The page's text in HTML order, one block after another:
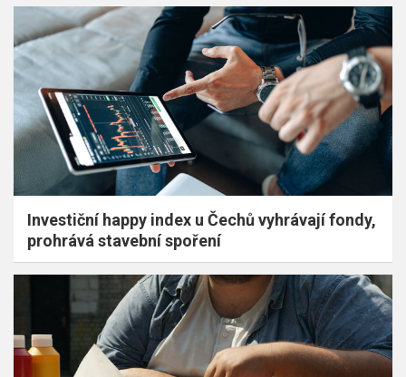
Investiční happy index u Čechů vyhrávají fondy,
prohrává stavební spoření